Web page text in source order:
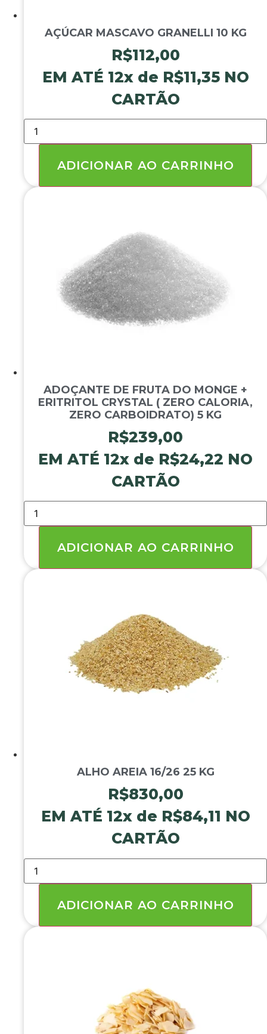
AÇÚCAR MASCAVO GRANELLI 10 KG
R$112,00
EM ATÉ 12x de R$11,35 NO
CARTÃO
AÇÚCAR
MASCAVO
GRANELLI
quantidadeADICIONAR AO CARRINHO
ADOÇANTE DE FRUTA DO MONGE +
ERITRITOL CRYSTAL ( ZERO CALORIA,
ZERO CARBOIDRATO) 5 KG
R$239,00
EM ATÉ 12x de R$24,22 NO
CARTÃO
ADOÇANTE
DE
FRUTA
MONGE
CRYSTAL
quantidade
ADICIONAR AO CARRINHO
ALHO AREIA 16/26 25 KG
R$830,00
EM ATÉ 12x de R$84,11 NO
CARTÃO
ALHO
AREIA
16/26
quantidadeADICIONAR AO CARRINHO